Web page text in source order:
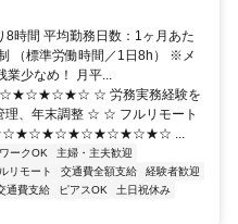
時間 平均勤務日数：1ヶ月あた
（標準労働時間／1日8h） ※メ
少なめ！ 月平...
☆ 労務実務経験を
、年末調整 ☆ ☆ フルリモート
...
ークOK
主婦・主夫歓迎
リモート 交通費全額支給
経験者歓迎
通費支給 ピアスOK
土日祝休み